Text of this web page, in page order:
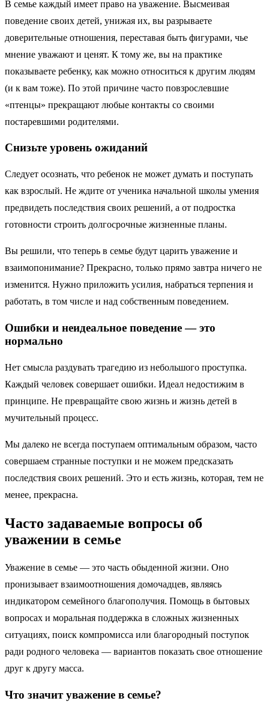
В семье каждый имеет право на уважение. Высмеивая
поведение своих детей, унижая их, вы разрываете
доверительные отношения, переставая быть фигурами, чье
мнение уважают и ценят. К тому же, вы на практике
показываете ребенку, как можно относиться к другим людям
(и к вам тоже). По этой причине часто повзрослевшие
«птенцы» прекращают любые контакты со своими
постаревшими родителями.
Снизьте уровень ожиданий
Следует осознать, что ребенок не может думать и поступать
как взрослый. Не ждите от ученика начальной школы умения
предвидеть последствия своих решений, а от подростка
готовности строить долгосрочные жизненные планы.
Вы решили, что теперь в семье будут царить уважение и
взаимопонимание? Прекрасно, только прямо завтра ничего не
изменится. Нужно приложить усилия, набраться терпения и
работать, в том числе и над собственным поведением.
Ошибки и неидеальное поведение — это
нормально
Нет смысла раздувать трагедию из небольшого проступка.
Каждый человек совершает ошибки. Идеал недостижим в
принципе. Не превращайте свою жизнь и жизнь детей в
мучительный процесс.
Мы далеко не всегда поступаем оптимальным образом, часто
совершаем странные поступки и не можем предсказать
последствия своих решений. Это и есть жизнь, которая, тем не
менее, прекрасна.
Часто задаваемые вопросы об
уважении в семье
Уважение в семье — это часть обыденной жизни. Оно
пронизывает взаимоотношения домочадцев, являясь
индикатором семейного благополучия. Помощь в бытовых
вопросах и моральная поддержка в сложных жизненных
ситуациях, поиск компромисса или благородный поступок
ради родного человека — вариантов показать свое отношение
друг к другу масса.
Что значит уважение в семье?